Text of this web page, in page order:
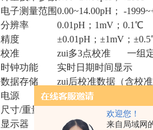
欢迎您！
来自局域网
电子测量范围0.00~14.00pH； -
分辨率
0.01pH；1mV；0.1℃
精度
±0.01pH；±1mV；
校准
zui多3点校准 一组定
时钟功能
实时日期时间显示
数据存储
zui后校准数据（含校准
电源
110~240V/50Hz，DC
尺寸/重量
约220W×175D×78H
显示器
液晶屏